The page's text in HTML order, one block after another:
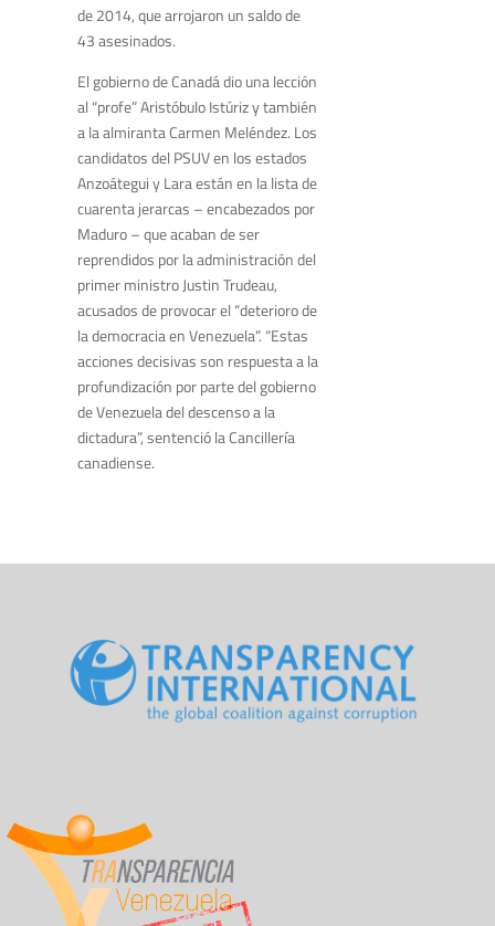
de 2014, que arrojaron un saldo de
43 asesinados.
El gobierno de Canadá dio una lección
al “profe” Aristóbulo Istúriz y también
a la almiranta Carmen Meléndez. Los
candidatos del PSUV en los estados
Anzoátegui y Lara están en la lista de
cuarenta jerarcas – encabezados por
Maduro – que acaban de ser
reprendidos por la administración del
primer ministro Justin Trudeau,
acusados de provocar el “deterioro de
la democracia en Venezuela”. “Estas
acciones decisivas son respuesta a la
profundización por parte del gobierno
de Venezuela del descenso a la
dictadura”, sentenció la Cancillería
canadiense.